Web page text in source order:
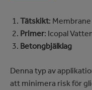
Tätskikt: Membrane
Primer: Icopal
Betongbjälklag
Denna typ av
att minimera risk för